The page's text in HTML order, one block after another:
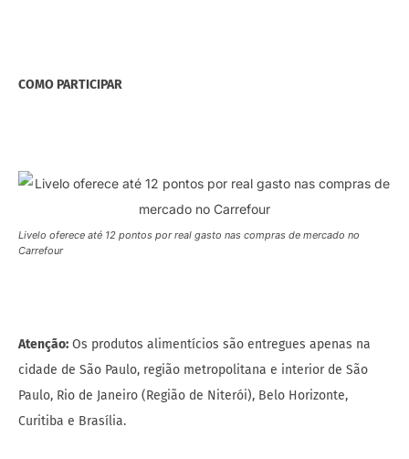
COMO PARTICIPAR
Livelo oferece até 12 pontos por real gasto nas compras de mercado no
Carrefour
Atenção: Os produtos alimentícios são entregues apenas na
cidade de São Paulo, região metropolitana e interior de São
Paulo, Rio de Janeiro (Região de Niterói), Belo Horizonte,
Curitiba e Brasília.